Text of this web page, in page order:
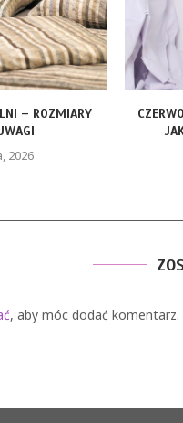
Z PIÓRAMI –
STYLU...
stycznia, 2026
, aby móc dodać komentarz.